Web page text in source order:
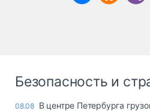
Безопасность и
08.08 В центре Петербурга